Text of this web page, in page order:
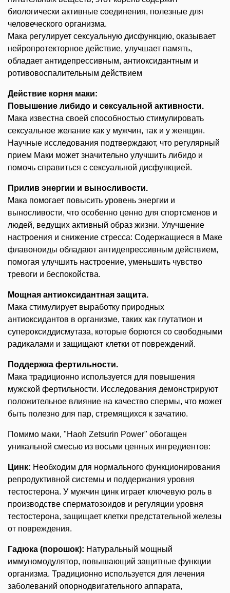
биологически активные соединения, полезные для
человеческого организма.
Мака регулирует сексуальную дисфункцию, оказывает
нейропротекторное действие, улучшает память,
обладает антидепрессивным, антиоксидантным и
ротивовоспалительным действием
Действие корня маки:
Повышение либидо и сексуальной активности.
Мака известна своей способностью стимулировать
сексуальное желание как у мужчин, так и у женщин.
Научные исследования подтверждают, что регулярный
прием Маки может значительно улучшить либидо и
помочь справиться с сексуальной дисфункцией.
Прилив энергии и выносливости.
Мака помогает повысить уровень энергии и
выносливости, что особенно ценно для спортсменов и
людей, ведущих активный образ жизни. Улучшение
настроения и снижение стресса: Содержащиеся в Маке
флавоноиды обладают антидепрессивным действием,
помогая улучшить настроение, уменьшить чувство
тревоги и беспокойства.
Мощная антиоксидантная защита.
Мака стимулирует выработку природных
антиоксидантов в организме, таких как глутатион и
супероксиддисмутаза, которые борются со свободными
радикалами и защищают клетки от повреждений.
Поддержка фертильности.
Мака традиционно используется для повышения
мужской фертильности. Исследования демонстрируют
положительное влияние на качество спермы, что может
быть полезно для пар, стремящихся к зачатию.
Помимо маки, "Haoh Zetsurin Power" обогащен
уникальной смесью из восьми ценных ингредиентов:
Цинк: Необходим для нормального функционирования
репродуктивной системы и поддержания уровня
тестостерона. У мужчин цинк играет ключевую роль в
производстве сперматозоидов и регуляции уровня
тестостерона, защищает клетки предстательной железы
от повреждения.
Гадюка (порошок): Натуральный мощный
иммуномодулятор, повышающий защитные функции
организма. Традиционно используется для лечения
заболеваний опорнодвигательного аппарата,